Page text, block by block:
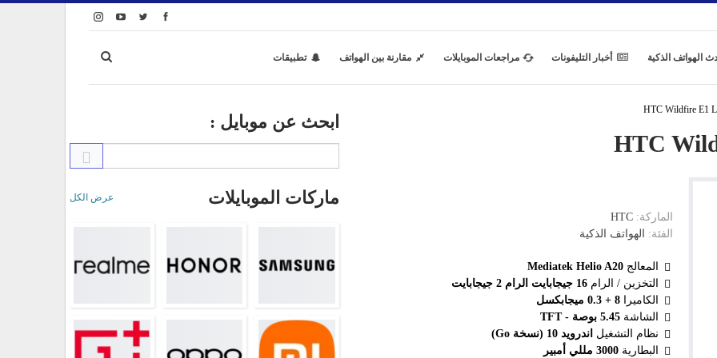
الهواتف الذكية أخبار التليفونات مراجعات الموبايلات مقارنة بين الهواتف تطبيقات
الماركة: HTC
الفئة:
الهواتف الذكية
المعالج Mediatek Helio A20
التخزين / الرام 16 جيجابايت الرام 2 جيجابايت
الكاميرا
8 + 0.3 ميجابكسل
الشاشة 5.45 بوصة - TFT
نظام التشغيل اندرويد 10 (نسخة Go)
البطارية 3000 مللي أمبير
ابحث عن موبايل :
ماركات الموبايلات عرض الكل